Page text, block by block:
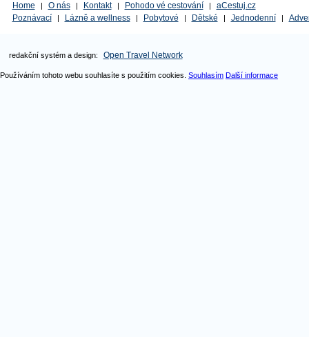
Home | O nás | Kontakt | Pohodo vé cestování |
aCestuj.cz
Poznávací
| Lázně a wellness | Pobytové | Dětské | Jednodenní |
redakční systém a design: Open Travel Network
Používáním tohoto webu souhlasíte s použitím cookies. Souhlasím Další informace